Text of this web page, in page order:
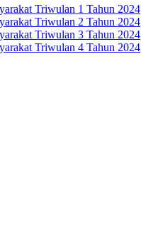
Triwulan 1 Tahun 2024
Triwulan 2 Tahun 2024
Triwulan 3 Tahun 2024
Triwulan 4 Tahun 2024